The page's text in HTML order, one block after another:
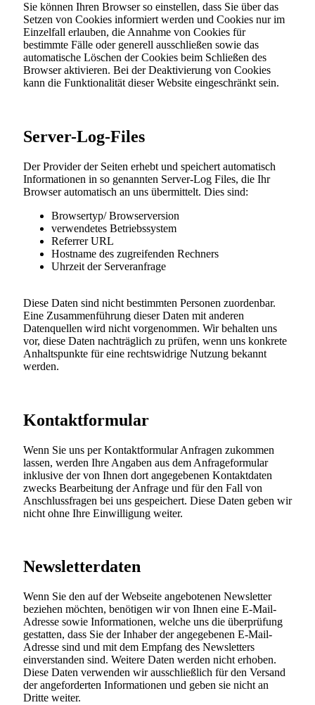
Sie können Ihren Browser so einstellen, dass Sie über das
Setzen von Cookies informiert werden und Cookies nur im
Einzelfall erlauben, die Annahme von Cookies für
bestimmte Fälle oder generell ausschließen sowie das
automatische Löschen der Cookies beim Schließen des
Browser aktivieren. Bei der Deaktivierung von Cookies
kann die Funktionalität dieser Website eingeschränkt sein.
Server-Log-Files
Der Provider der Seiten erhebt und speichert automatisch
Informationen in so genannten Server-Log Files, die Ihr
Browser automatisch an uns übermittelt. Dies sind:
Browsertyp/ Browserversion
verwendetes Betriebssystem
Referrer URL
Hostname des zugreifenden Rechners
Uhrzeit der Serveranfrage
Diese Daten sind nicht bestimmten Personen zuordenbar.
Eine Zusammenführung dieser Daten mit anderen
Datenquellen wird nicht vorgenommen. Wir behalten uns
vor, diese Daten nachträglich zu prüfen, wenn uns konkrete
Anhaltspunkte für eine rechtswidrige Nutzung bekannt
werden.
Kontaktformular
Wenn Sie uns per Kontaktformular Anfragen zukommen
lassen, werden Ihre Angaben aus dem Anfrageformular
inklusive der von Ihnen dort angegebenen Kontaktdaten
zwecks Bearbeitung der Anfrage und für den Fall von
Anschlussfragen bei uns gespeichert. Diese Daten geben wir
nicht ohne Ihre Einwilligung weiter.
Newsletterdaten
Wenn Sie den auf der Webseite angebotenen Newsletter
beziehen möchten, benötigen wir von Ihnen eine E-Mail-
Adresse sowie Informationen, welche uns die überprüfung
gestatten, dass Sie der Inhaber der angegebenen E-Mail-
Adresse sind und mit dem Empfang des Newsletters
einverstanden sind. Weitere Daten werden nicht erhoben.
Diese Daten verwenden wir ausschließlich für den Versand
der angeforderten Informationen und geben sie nicht an
Dritte weiter.